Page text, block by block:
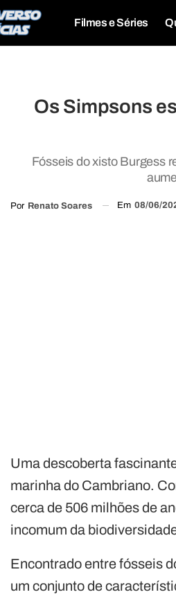
Filmes e Séries
Os Simpsons
Fósseis do xisto Burgess
Por Renato Soares Em 08/06/
Uma descoberta
marinha do Cambriano.
cerca de 506 milhões de
incomum da
Encontrado entre fósseis
um conjunto de